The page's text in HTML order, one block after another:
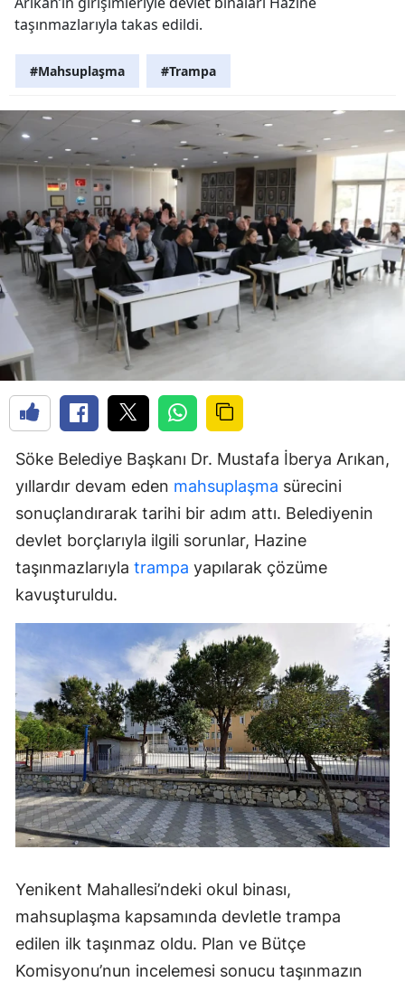
taşınmazlarıyla takas edildi.
#Mahsuplaşma #Trampa
Söke Belediye Başkanı Dr. Mustafa İberya Arıkan,
yıllardır devam eden mahsuplaşma sürecini
sonuçlandırarak tarihi bir adım attı. Belediyenin
devlet borçlarıyla ilgili sorunlar, Hazine
taşınmazlarıyla trampa yapılarak çözüme
kavuşturuldu.
Yenikent Mahallesi’ndeki okul binası,
mahsuplaşma kapsamında devletle trampa
edilen ilk taşınmaz oldu. Plan ve Bütçe
Komisyonu’nun incelemesi sonucu taşınmazın